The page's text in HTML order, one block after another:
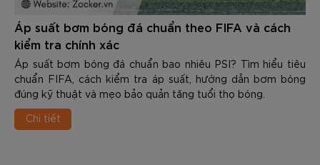
Áp suất bơm bóng đá chuẩn theo FIFA và cách
kiểm tra chính xác
Áp suất bơm bóng đá chuẩn bao nhiêu PSI? Tìm hiểu tiêu
chuẩn FIFA, cách kiểm tra áp suất, hướng dẫn bơm bóng
đúng kỹ thuật và mẹo bảo quản tăng tuổi thọ bóng.
Chi tiết